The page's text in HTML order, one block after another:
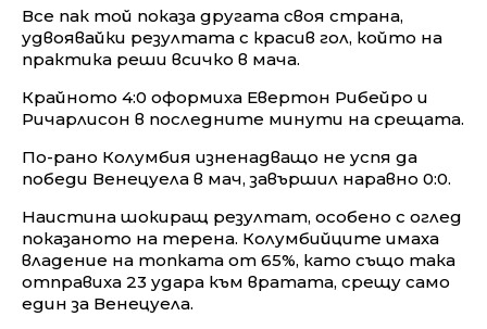
Все пак той показа другата своя страна,
удвоявайки резултата с красив гол, който на
практика реши всичко в мача.
Крайното 4:0 оформиха Евертон Рибейро и
Ричарлисон в последните минути на срещата.
По-рано Колумбия изненадващо не успя да
победи Венецуела в мач, завършил наравно 0:0.
Наистина шокиращ резултат, особено с оглед
показаното на терена. Колумбийците имаха
владение на топката от 65%, като също така
отправиха 23 удара към вратата, срещу само
един за Венецуела.